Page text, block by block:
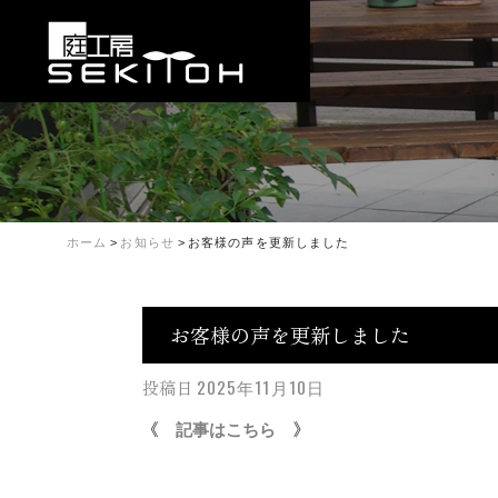
ホーム > お知らせ > お客様の声を更新しました
お客様の声を更新しました
投稿日 2025年11月10日
《
記事はこちら 》